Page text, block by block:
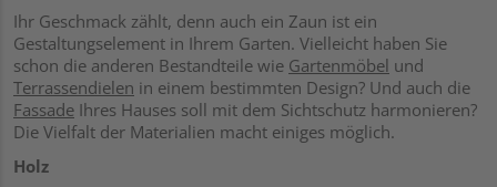
Ihr Geschmack zählt, denn auch ein Zaun ist ein
Gestaltungselement in Ihrem Garten. Vielleicht haben Sie
schon die anderen Bestandteile wie Gartenmöbel und
Terrassendielen in einem bestimmten Design? Und auch die
Fassade Ihres Hauses soll mit dem Sichtschutz harmonieren?
Die Vielfalt der Materialien macht einiges möglich.
Holz